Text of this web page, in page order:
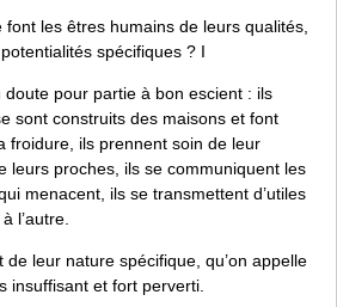
font les êtres humains de leurs qualités,
spécifiques ? I
doute pour partie à bon escient : ils
sont construits des maisons et font
froidure, ils prennent soin de leur
leurs proches, ils se communiquent les
menacent, ils se transmettent d’utiles
l’autre.
leur nature spécifique, qu’on appelle
insuffisant et fort perverti.